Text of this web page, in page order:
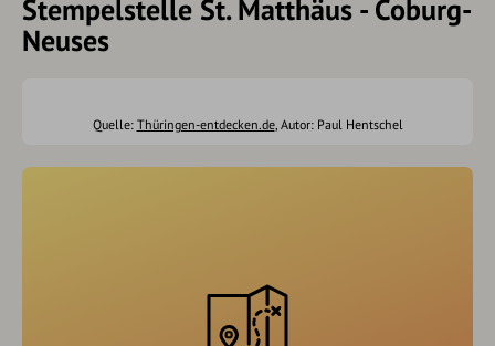
Stempelstelle St. Matthäus - Coburg-
Neuses
Quelle: Thüringen-entdecken.de, Autor: Paul Hentschel